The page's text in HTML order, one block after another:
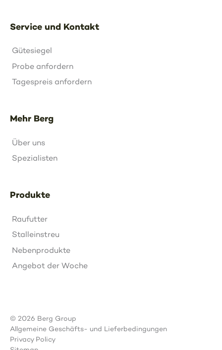
Service und Kontakt
Gütesiegel
Probe anfordern
Tagespreis anfordern
Mehr Berg
Über uns
Spezialisten
Produkte
Raufutter
Stalleinstreu
Nebenprodukte
Angebot der Woche
© 2026 Berg Group
Allgemeine Geschäfts- und Lieferbedingungen
Privacy Policy